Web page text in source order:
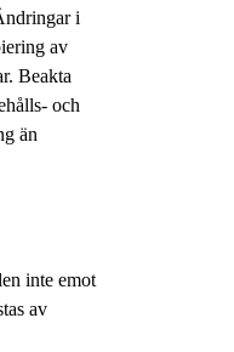
i
av
Beakta
och
än
inte emot
av